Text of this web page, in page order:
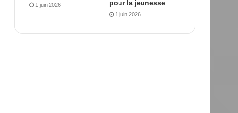
1 juin 2026
pour la jeunesse
1 juin 2026